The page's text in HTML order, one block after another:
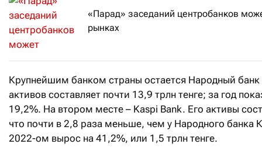
«Парад» заседаний центробанков
рынках
Крупнейшим банком страны остается Народный
активов составляет почти 13,9 трлн тенге; за год
19,2%. На втором месте – Kaspi Bank. Его активы
что почти в 2,8 раза меньше, чем у Народного банка
2022-ом вырос на 41,2%, или 1,5 трлн тенге.